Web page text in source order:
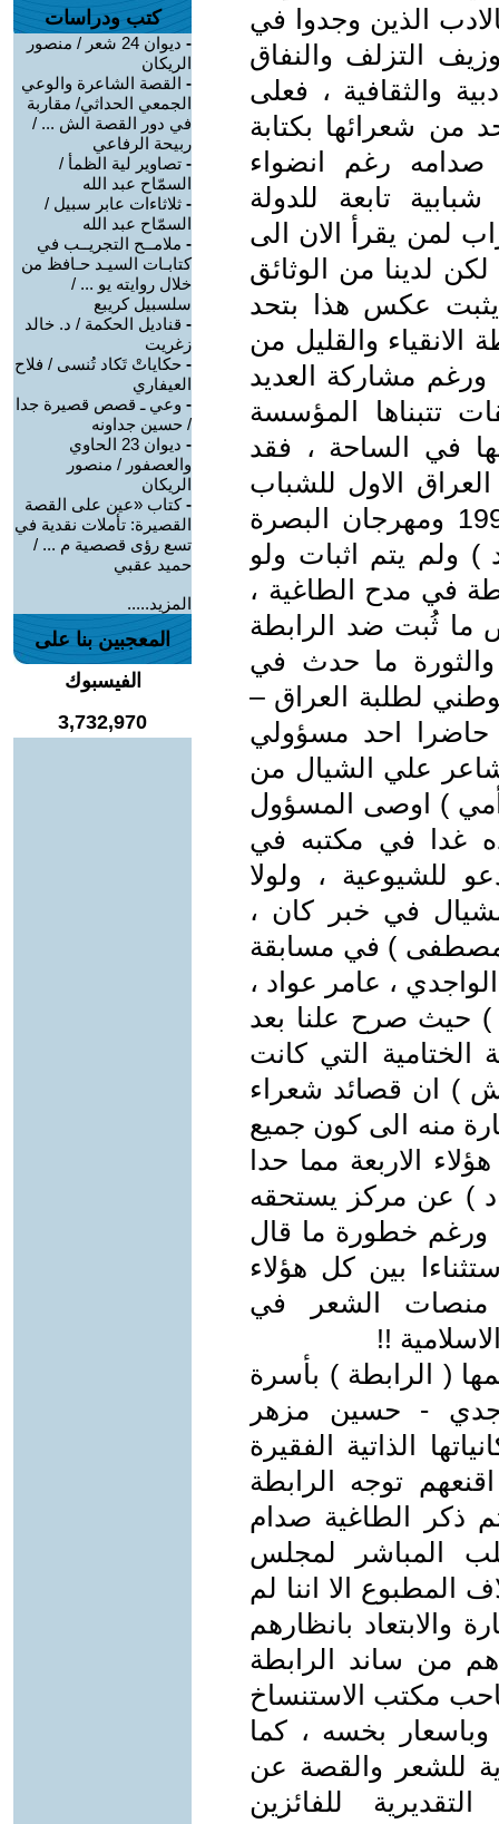
الذين وجدوا في
التزلف والنفاق
والثقافية ، فعلى
شعرائها بكتابة
رغم انضواء
تابعة للدولة
لمن يقرأ الان الى
لدينا من الوثائق
عكس هذا بتحد
والقليل من
مشاركة العديد
تتبناها المؤسسة
في الساحة ، فقد
الاول للشباب
1995 في بغداد ومهرجان ميسان 1997 ومهرجان البصرة
2000 في بغداد ) ولم يتم اثبات ولو
في مدح الطاغية ،
ما ثُبت ضد الرابطة
والثورة ما حدث في
لطلبة العراق –
احد مسؤولي
علي الشيال من
أمي ) اوصى المسؤول
غدا في مكتبه في
للشيوعية ، ولولا
في خبر كان ،
مصطفى ) في مسابقة
الواجدي ، عامر عواد ،
) حيث صرح علنا بعد
التي كانت
) ان قصائد شعراء
منه الى كون جميع
الاربعة مما حدا
) عن مركز يستحقه
ورغم خطورة ما قال
بين كل هؤلاء
منصات الشعر في
!!
( الرابطة ) بأسرة
- حسين مزهر
الذاتية الفقيرة
توجه الرابطة
ذكر الطاغية صدام
المباشر لمجلس
الا اننا لم
بانظارهم
من ساند الرابطة
مكتب الاستنساخ
بخسه ، كما
للشعر والقصة عن
للفائزين
كتب ودراسات
-
ديوان 24 شعر / منصور
الريكان
- القصة الشاعرة والوعي
الجمعي الحداثي/ مقاربة
في دور القصة الش ... /
ربيحة الرفاعي
- تصاوير لية الظمأ /
السمّاح عبد الله
- ثلاثاءات عابر سبيل /
السمّاح عبد الله
- ملامــح التجريــب في
كتابـات السيـد حـافظ من
خلال روايته يو ... /
سلسبيل كريبع
- قناديل الحكمة / د. خالد
زغريت
- حكاياتْ تَكاد تُنسى / فلاح
العيفاري
- وعي ـ قصص قصيرة جدا
/ حسين جداونه
-
ديوان 23 الحاوي
والعصفور / منصور
الريكان
-كتاب «عين على القصة
القصيرة: تأملات نقدية في
تسع رؤى قصصية م ... /
حميد عقبي
المزيد.....
المعجبين بنا على
الفيسبوك
3,732,970